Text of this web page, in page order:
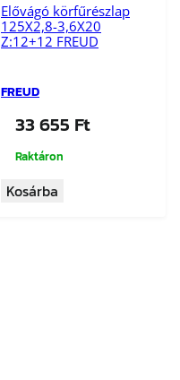
Elővágó körfűrészlap
125X2,8-3,6X20
Z:12+12 FREUD
FREUD
33 655 Ft
Raktáron
Kosárba